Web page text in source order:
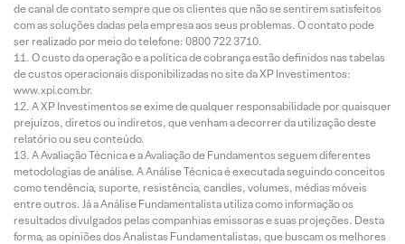
de canal de contato sempre que os clientes que não se sentirem satisfeitos
com as soluções dadas pela empresa aos seus problemas. O contato pode
ser realizado por meio do telefone: 0800 722 3710.
O custo da operação e a política de cobrança estão definidos nas tabelas
de custos operacionais disponibilizadas no site da XP Investimentos:
www.xpi.com.br.
A XP Investimentos se exime de qualquer responsabilidade por quaisquer
prejuízos, diretos ou indiretos, que venham a decorrer da utilização deste
relatório ou seu conteúdo.
A Avaliação Técnica e a Avaliação de Fundamentos seguem diferentes
metodologias de análise. A Análise Técnica é executada seguindo conceitos
como tendência, suporte, resistência, candles, volumes, médias móveis
entre outros. Já a Análise Fundamentalista utiliza como informação os
resultados divulgados pelas companhias emissoras e suas projeções. Desta
forma, as opiniões dos Analistas Fundamentalistas, que buscam os melhores